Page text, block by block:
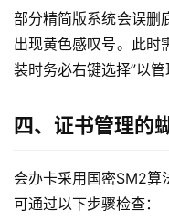
部分精简版系统会误删
出现黄色感叹号。此时
装时务必右键选择”以管
四、证书管理的
会办卡采用国密SM2算
可通过以下步骤检查：